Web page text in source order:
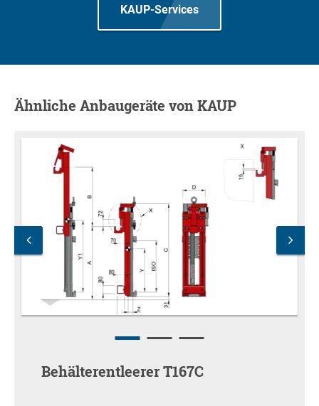
KAUP-Services
Ähnliche Anbaugeräte von KAUP
Behälterentleerer T167C